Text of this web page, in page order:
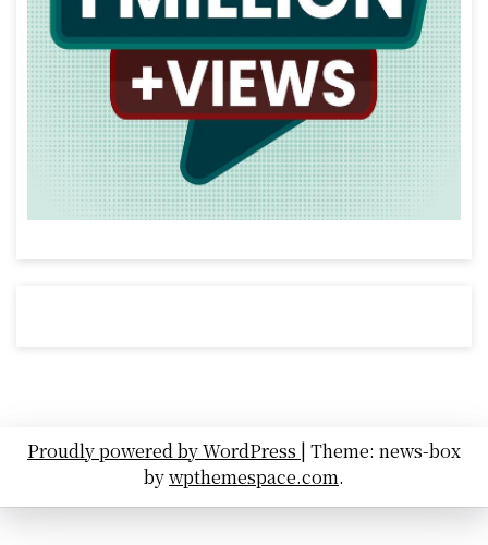
Proudly powered by WordPress | Theme: news-box
bywpthemespace.com.